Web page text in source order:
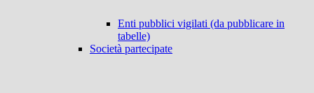
Enti pubblici vigilati (da pubblicare in
tabelle)
Società partecipate